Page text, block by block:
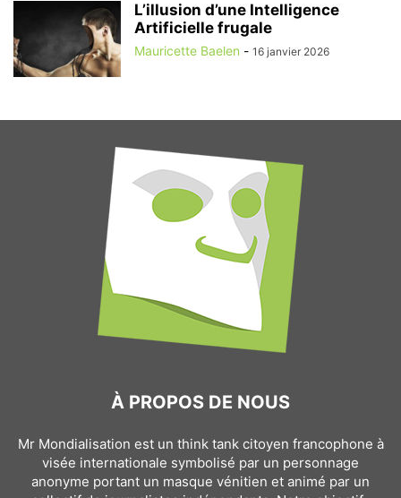
L’illusion d’une Intelligence
Artificielle frugale
Mauricette Baelen - 16 janvier 2026
À PROPOS DE NOUS
Mr Mondialisation est un think tank citoyen francophone à
visée internationale symbolisé par un personnage
anonyme portant un masque vénitien et animé par un